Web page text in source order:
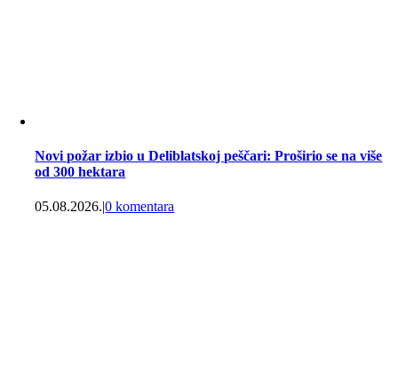
Novi požar izbio u Deliblatskoj peščari: Proširio se na više
od 300 hektara
05.08.2026.|0 komentara